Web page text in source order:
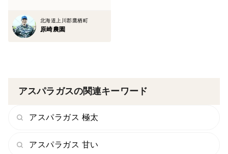
北海道上川郡鷹栖町
原崎農園
アスパラガスの関連キーワード
アスパラガス 極太
アスパラガス 甘い